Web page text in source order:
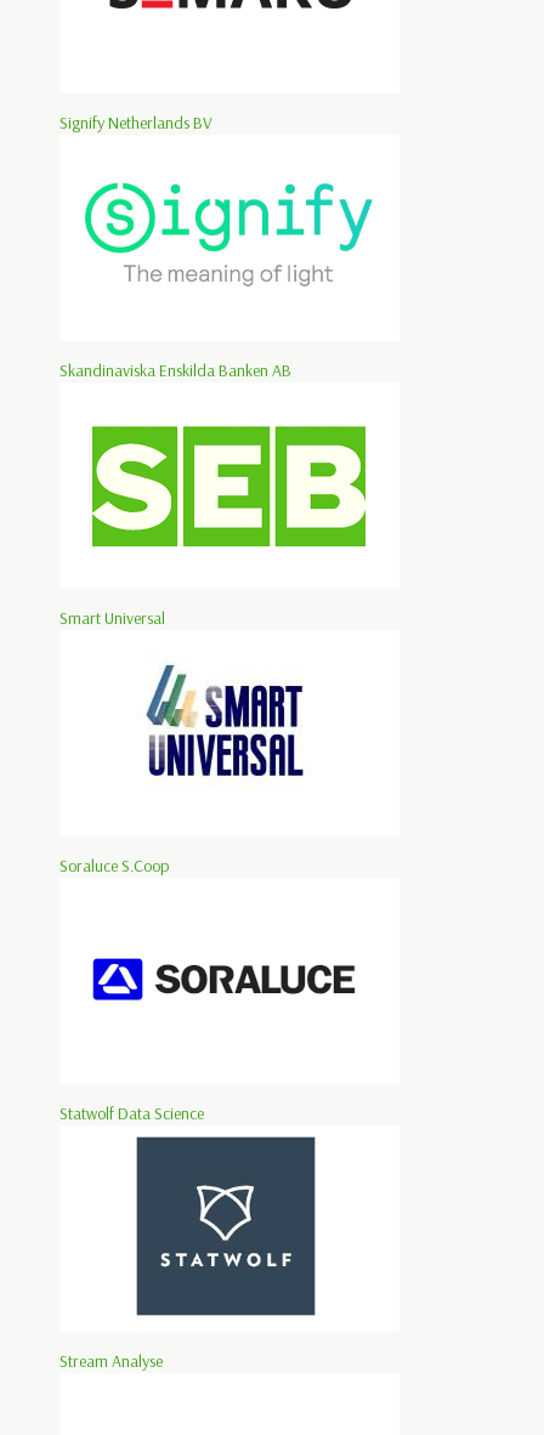
Signify Netherlands BV
Skandinaviska Enskilda Banken AB
Smart Universal
Soraluce S.Coop
Statwolf Data Science
Stream Analyse